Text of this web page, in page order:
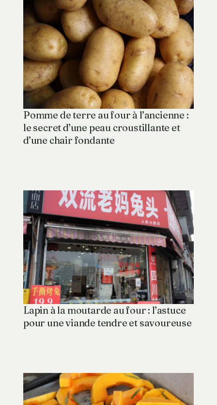
Pomme de terre au four à l’ancienne :
le secret d’une peau croustillante et
d’une chair fondante
Lapin à la moutarde au four : l’astuce
pour une viande tendre et savoureuse